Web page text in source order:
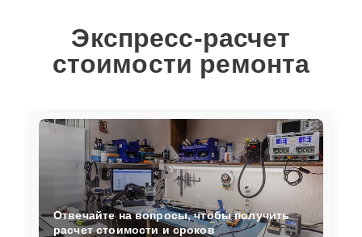
Экспресс-расчет
стоимости ремонта
Отвечайте на вопросы, чтобы получить
расчет стоимости и сроков